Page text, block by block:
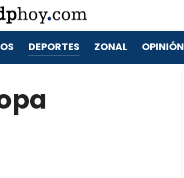
DEPORTES ZONAL OPINIÓN